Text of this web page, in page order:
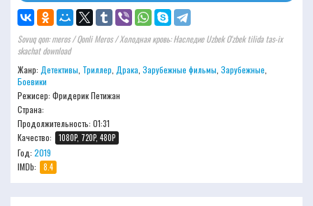
Sovuq qon: meros / Qonli Meros / Холодная кровь: Наследие Uzbek O'zbek tilida tas-ix
skachat download
Жанр: Детективы Триллер Драка Зарубежные фильмы Зарубежные
Боевики
Режисер: Фридерик Петижан
Страна:
Продолжительность: 01:31
Качество:
1080P, 720P, 480P
Год: 2019
IMDb:
8.4